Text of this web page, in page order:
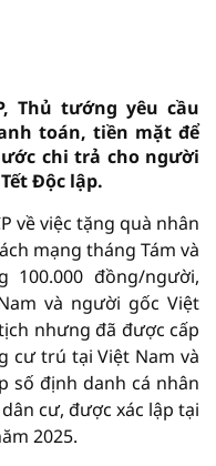
Thủ tướng yêu cầu
toán, tiền mặt để
chi trả cho người
Độc lập.
về việc tặng quà nhân
mạng tháng Tám và
đồng/người,
và người gốc Việt
nhưng đã được cấp
cư trú tại Việt Nam và
số định danh cá nhân
cư, được xác lập tại
2025.